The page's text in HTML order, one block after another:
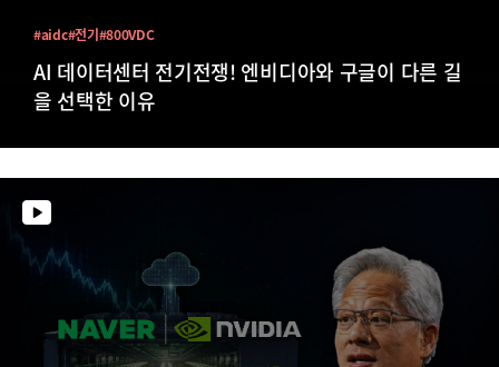
AI 데이터센터 전기전쟁! 엔비디아와 구글이 다른 길
을 선택한 이유
#aidc#전기#800VDC